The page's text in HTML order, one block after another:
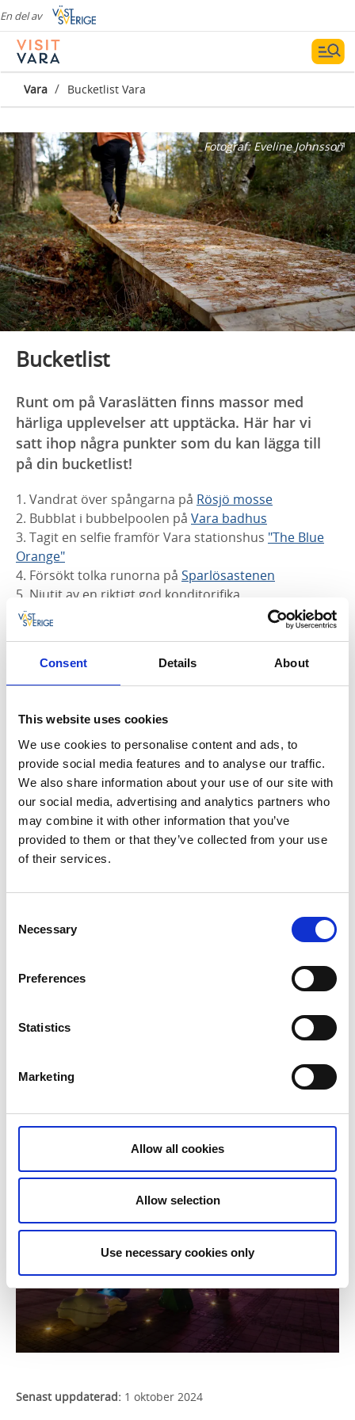
Consent Details About
This website uses cookies
We use cookies to personalise content and ads, to
provide social media features and to analyse our traffic.
We also share information about your use of our site with
our social media, advertising and analytics partners who
may combine it with other information that you’ve
provided to them or that they’ve collected from your use
of their services.
Selection
Necessary
Preferences
Statistics
Marketing
Allow all cookies
Allow selection
Use necessary cookies only
En del av
Vara / Bucketlist Vara
Fotograf:Eveline Johnsson
Bucketlist
Runt om på Varaslätten finns massor med
härliga upplevelser att upptäcka. Här har vi
satt ihop några punkter som du kan lägga till
på din bucketlist!
1. Vandrat över spångarna på Rösjö mosse
2. Bubblat i bubbelpoolen på Vara badhus
3. Tagit en selfie framför Vara stationshus "The Blue
Orange"
4. Försökt tolka runorna på Sparlösastenen
5. Njutit av en riktigt god konditorifika
6. Slagit en strike på
7. Besökt minst en av
Köpmännen i Vara Småstad
9. Inhandlat lokala godsaker i en
gårdsbutik
10. Känt in atmosfären påBjertorp slott
Senast uppdaterad: 1 oktober 2024